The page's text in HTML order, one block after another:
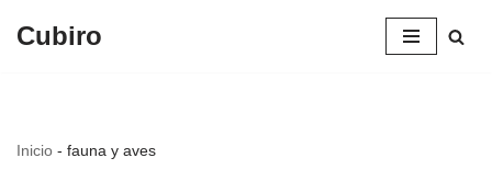
Cubiro
Inicio - fauna y aves